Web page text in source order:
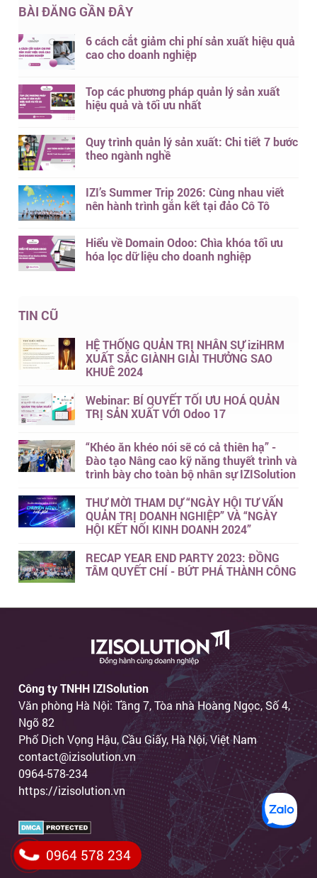
BÀI ĐĂNG GẦN ĐÂY
6 cách cắt giảm chi phí sản xuất hiệu quả
cao cho doanh nghiệp
Top các phương pháp quản lý sản xuất
hiệu quả và tối ưu nhất
Quy trình quản lý sản xuất: Chi tiết 7 bước
theo ngành nghề
IZI’s Summer Trip 2026: Cùng nhau viết
nên hành trình gắn kết tại đảo Cô Tô
Hiểu về Domain Odoo: Chìa khóa tối ưu
hóa lọc dữ liệu cho doanh nghiệp
TIN CŨ
HỆ THỐNG QUẢN TRỊ NHÂN SỰ iziHRM
XUẤT SẮC GIÀNH GIẢI THƯỞNG SAO
KHUÊ 2024
Webinar: BÍ QUYẾT TỐI ƯU HOÁ QUẢN
TRỊ SẢN XUẤT VỚI Odoo 17
“Khéo ăn khéo nói sẽ có cả thiên hạ” -
Đào tạo Nâng cao kỹ năng thuyết trình và
trình bày cho toàn bộ nhân sự IZISolution
THƯ MỜI THAM DỰ “NGÀY HỘI TƯ VẤN
QUẢN TRỊ DOANH NGHIỆP” VÀ “NGÀY
HỘI KẾT NỐI KINH DOANH 2024”
RECAP YEAR END PARTY 2023: ĐỒNG
TÂM QUYẾT CHÍ - BỨT PHÁ THÀNH CÔNG
Công ty TNHH IZISolution
Văn phòng Hà Nội: Tầng 7, Tòa nhà Hoàng Ngọc, Số 4,
Ngõ 82
Phố Dịch Vọng Hậu, Cầu Giấy, Hà Nội, Việt Nam
contact@izisolution.vn
0964-578-234
https://izisolution.vn
0964 578 234